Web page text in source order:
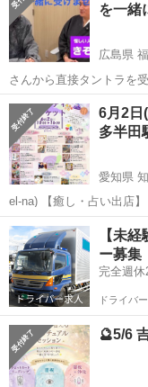
を一緒
広島県
さんから直接タントラを
身で過去世を映画…
広島 福山市 福山
6月2日
多半田
愛知県
el-na) 【癒し・占い出店
原己佳…
愛知 半田市 知多
【未
ー募集
完全週
ドライバ
🔮5/6